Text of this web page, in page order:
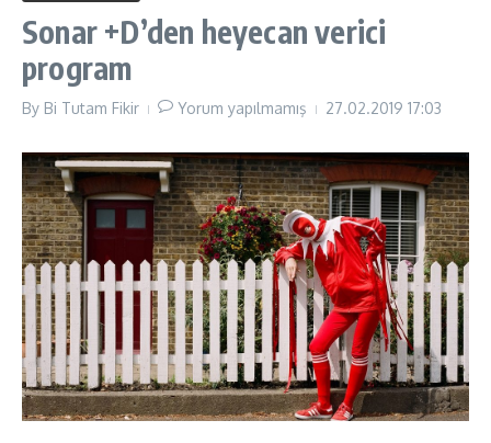
Sonar +D’den heyecan verici
program
By Bi Tutam Fikir Yorum yapılmamış 27.02.2019 17:03